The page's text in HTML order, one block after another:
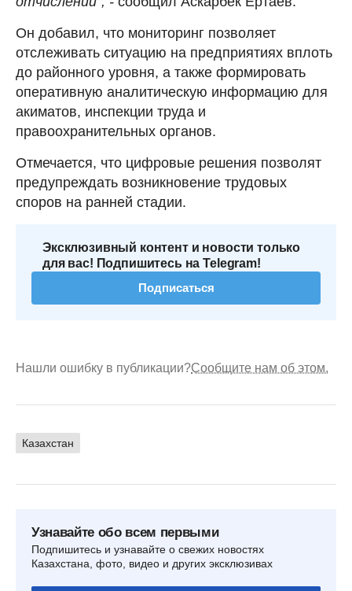
Он добавил, что мониторинг позволяет
отслеживать ситуацию на предприятиях вплоть
до районного уровня, а также формировать
оперативную аналитическую информацию для
акиматов, инспекции труда и
правоохранительных органов.
Отмечается, что цифровые решения позволят
предупреждать возникновение трудовых
споров на ранней стадии.
Эксклюзивный контент и новости только
для вас! Подпишитесь на Telegram!
Подписаться
Нашли ошибку в публикации?Сообщите нам об этом.
Казахстан
Узнавайте обо всем первыми
Подпишитесь и узнавайте о свежих новостях
Казахстана, фото, видео и других эксклюзивах